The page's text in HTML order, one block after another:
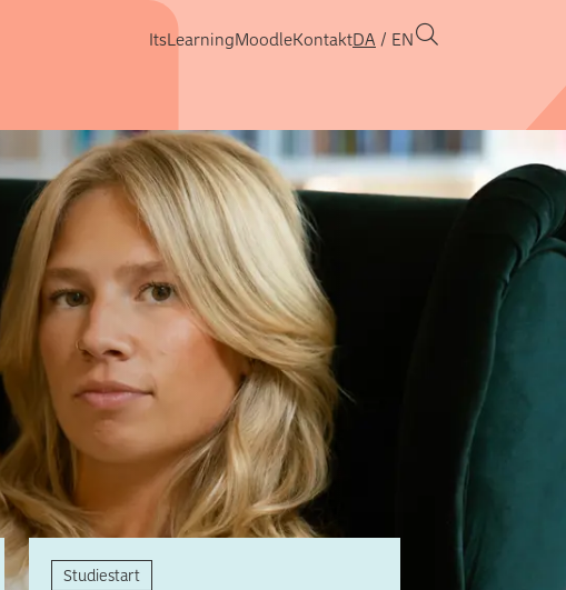
ItsLearningMoodleKontaktDA EN
Studiestart